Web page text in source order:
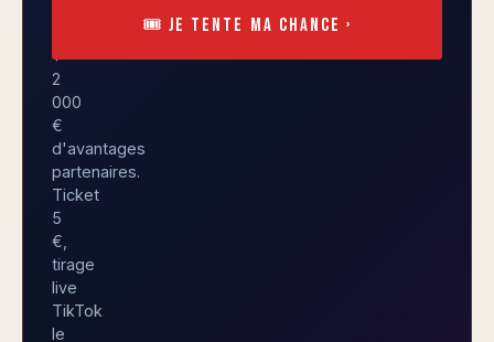
+
2
000
€
d'avantages
partenaires.
Ticket
5
€,
tirage
live
TikTok
le
🎟️ Je tente ma chance ›